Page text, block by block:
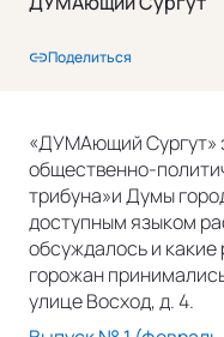
Поделиться
«ДУМАющий Сургут»
общественно-
трибуна»и Думы
доступным языком
обсуждалось и
горожан
улице Восход, д. 4.